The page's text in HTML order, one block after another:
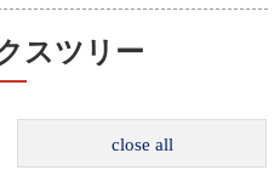
スツリー
close all